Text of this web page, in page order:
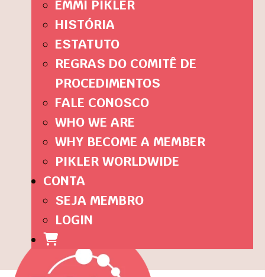
EMMI PIKLER
HISTÓRIA
ESTATUTO
REGRAS DO COMITÊ DE
PROCEDIMENTOS
FALE CONOSCO
WHO WE ARE
WHY BECOME A MEMBER
PIKLER WORLDWIDE
CONTA
SEJA MEMBRO
LOGIN